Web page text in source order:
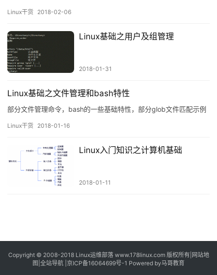
Linux干货 2018-02-06
Linux基础之用户及组管理
2018-01-31
Linux基础之文件管理和bash特性
部分文件管理命令，bash的一些基础特性，部分glob文件匹配示例
Linux干货 2018-01-16
Linux入门知识之计算机基础
2018-01-11
Copyright © 2008-2018 Linux运维部落www.178linux.com 版权所有| 网站地
图 全站导航 京ICP备16064699号-1 Powered by马哥教育